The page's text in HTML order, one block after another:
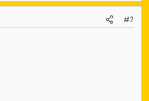
#2